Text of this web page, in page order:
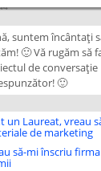
suntem încântați
🙂 Vă rugăm să
de conversație
🙂
un Laureat, vreau
de marketing
să-mi înscriu